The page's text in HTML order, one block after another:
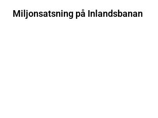
Miljonsatsning på Inlandsbanan